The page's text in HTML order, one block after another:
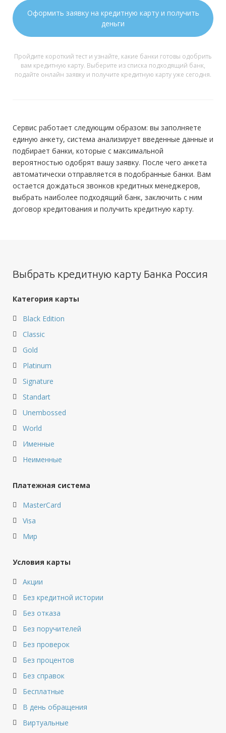
Оформить заявку на кредитную карту и получить
деньги
Пройдите короткий тест и узнайте, какие банки готовы одобрить
вам кредитную карту. Выберите из списка подходящий банк,
подайте онлайн заявку и получите кредитную карту уже сегодня.
Сервис работает следующим образом: вы заполняете
единую анкету, система анализирует введенные данные и
подбирает банки, которые с максимальной
вероятностью одобрят вашу заявку. После чего анкета
автоматически отправляется в подобранные банки. Вам
остается дождаться звонков кредитных менеджеров,
выбрать наиболее подходящий банк, заключить с ним
договор кредитования и получить кредитную карту.
Выбрать кредитную карту Банка Россия
Категория карты
Black Edition
Classic
Gold
Platinum
Signature
Standart
Unembossed
World
Именные
Неименные
Платежная система
MasterCard
Visa
Мир
Условия карты
Акции
Без кредитной истории
Без отказа
Без поручителей
Без проверок
Без процентов
Без справок
Бесплатные
В день обращения
Виртуальные